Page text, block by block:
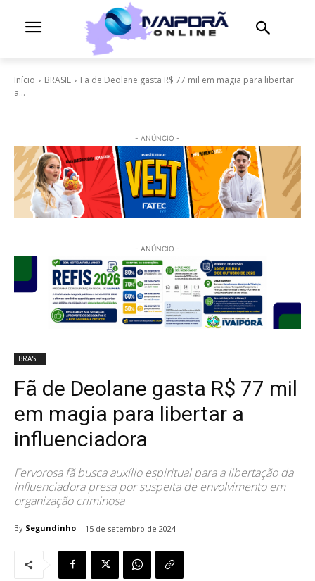
Início BRASIL
Fã de Deolane gasta R$ 77 mil em magia para libertar
a...
- ANÚNCIO -
- ANÚNCIO -
BRASIL
Fã de Deolane gasta R$ 77 mil
em magia para libertar a
influenciadora
Fervorosa fã busca auxílio espiritual para a libertação da
influenciadora presa por suspeita de envolvimento em
organização criminosa
By Segundinho 15 de setembro de 2024